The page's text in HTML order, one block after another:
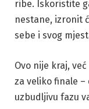
ribe. Iskoristite
nestane, izronit
sebe i svog
Ovo nije kraj,
za veliko finale –
uzbudljivu fazu